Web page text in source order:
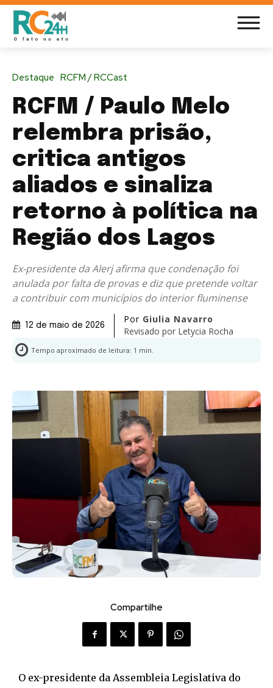
Destaque RCFM / RCCast
RCFM / Paulo Melo
relembra prisão,
critica antigos
aliados e sinaliza
retorno à política na
Região dos Lagos
Ex-presidente da Alerj afirma que condenação foi
anulada por falta de provas e diz que pretende voltar
a contribuir com municípios do interior fluminense
12 de maio de 2026
Por Giulia Navarro
Revisado por Letycia Rocha
Tempo aproximado de leitura: 1 min.
Compartilhe
O ex-presidente da Assembleia Legislativa do